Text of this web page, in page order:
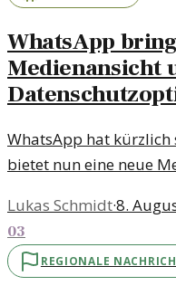
WhatsApp
Medienansicht
WhatsApp hat
bietet nun eine neue
ab, das Nutzererlebnis
Privatsphäre zu
Lukas Schmidt·8.
03
REGIONALE